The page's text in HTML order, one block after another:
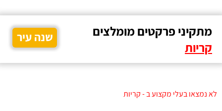
מתקיני פרקטים מומלצים
קריות
שנה עיר
לא נמצאו בעלי מקצוע ב - קריות